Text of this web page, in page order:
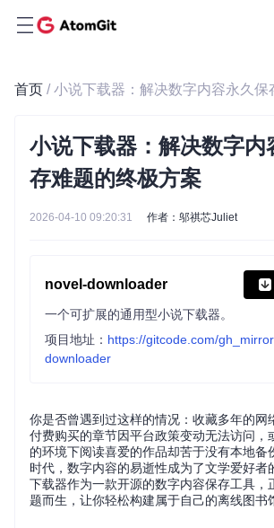
首页 / 小说下载器：解决数字内容永久保
小说下载器：解决数字内
存难题的终极方案
2026-04-10 09:20:31 作者：邬祺芯Juliet
novel-downloader
一个可扩展的通用型小说下载器。
项目地址： https://gitcode.com/
downloader
你是否曾遇到过这样的情况：收藏多年的网
付费购买的章节因平台政策变动无法访问，
的环境下阅读喜爱的作品却苦于没有本地备
时代，数字内容的易逝性成为了文学爱好者
下载器作为一款开源的数字内容保存工具，
题而生，让你轻松构建属于自己的离线图书